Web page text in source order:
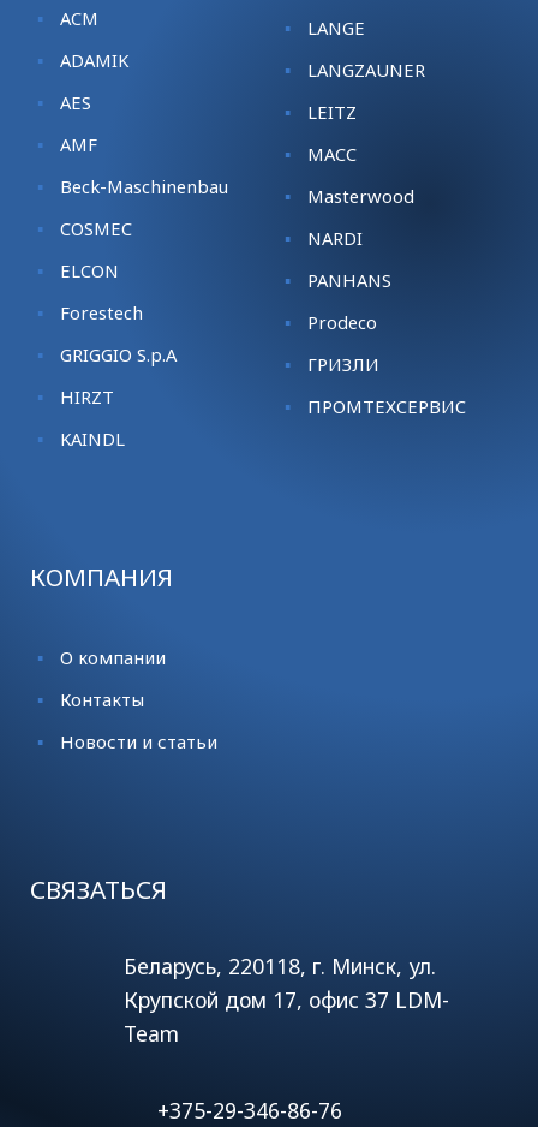
ACM
ADAMIK
AES
AMF
Beck-Maschinenbau
COSMEC
ELCON
Forestech
GRIGGIO S.p.A
HIRZT
KАINDL
LANGE
LANGZAUNER
LEITZ
MACC
Masterwood
NARDI
PANHANS
Prodeco
ГРИЗЛИ
ПРОМТЕХСЕРВИС
КОМПАНИЯ
О компании
Контакты
Новости и статьи
СВЯЗАТЬСЯ
Беларусь, 220118, г. Минск, ул.
Крупской дом 17, офис 37 LDM-
Team
+375-29-346-86-76